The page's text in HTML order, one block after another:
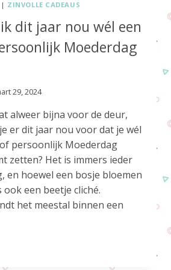
| ZINVOLLE CADEAUS
dit jaar nou wél een
Moederdag
29, 2024
alweer bijna voor de deur,
er dit jaar nou voor dat je wél
persoonlijk Moederdag
zetten? Het is immers ieder
en hoewel een bosje bloemen
ook een beetje cliché.
het meestal binnen een